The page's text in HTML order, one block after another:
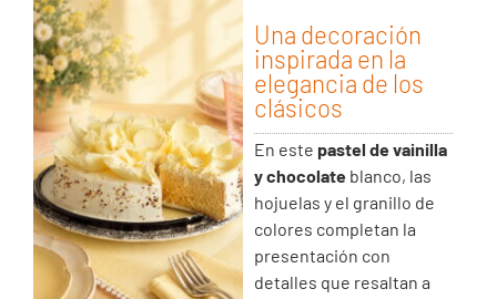
Una decoración
inspirada en la
elegancia de los
clásicos
En este pastel de vainilla
y chocolateblanco, las
hojuelas y el granillo de
colores completan la
presentación con
detalles que resaltan a